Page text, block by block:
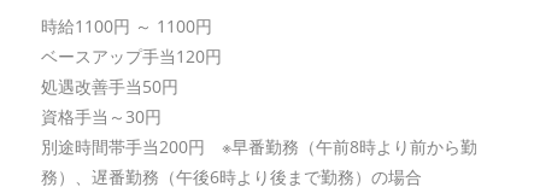
時給1100円 ～ 1100円
ベースアップ手当120円
処遇改善手当50円
資格手当～30円
別途時間帯手当200円 ※早番勤務（午前8時より前から勤
務）、遅番勤務（午後6時より後まで勤務）の場合